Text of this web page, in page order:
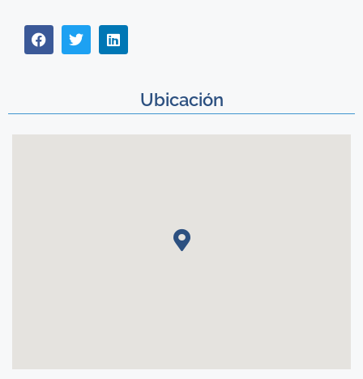
Ubicación